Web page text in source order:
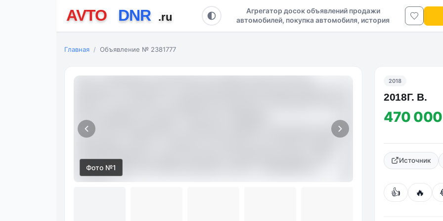
Агрегатор досок объявлений продажи
автомобилей, покупка автомобиля, история
авто в ДНР и ЛНР
Главная Объявление № 2381777
Фото №1 Фото №2
2018
2018Г. В.
470
Источник
👍 🔥